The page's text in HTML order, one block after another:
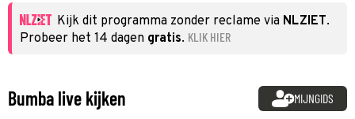
Kijk dit programma zonder reclame via NLZIET.
Probeer het 14 dagen gratis. KLIK HIER
Bumba live kijken MIJNGIDS